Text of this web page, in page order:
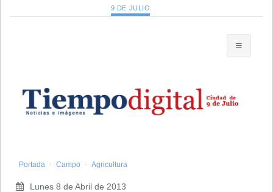
9 DE JULIO
Portada Campo Agricultura
Lunes 8 de Abril de 2013